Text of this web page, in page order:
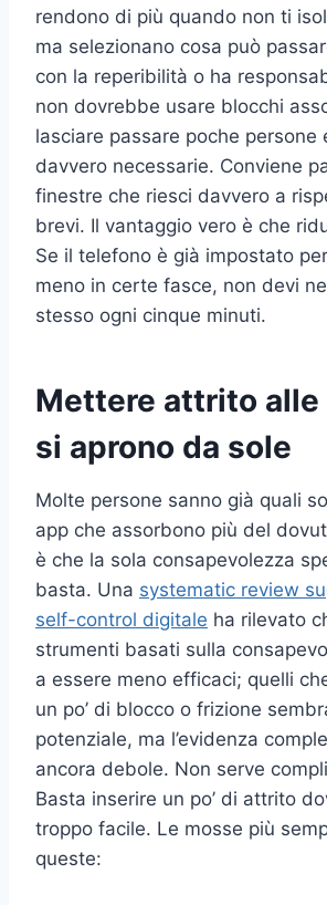
rendono di più quando non ti
ma selezionano cosa può
con la reperibilità o ha
non dovrebbe usare blocchi
lasciare passare poche persone
davvero necessarie. Conviene
finestre che riesci davvero a
brevi. Il vantaggio vero è che
Se il telefono è già impostato
meno in certe fasce, non devi
stesso ogni cinque minuti.
Mettere attrito alle
si aprono da sole
Molte persone sanno già quali
app che assorbono più del
è che la sola consapevolezza
basta. Una systematic review
self-control digitale ha rilevato
strumenti basati sulla
a essere meno efficaci; quelli
un po’ di blocco o frizione
potenziale, ma l’evidenza
ancora debole. Non serve
Basta inserire un po’ di attrito
troppo facile. Le mosse più
queste: